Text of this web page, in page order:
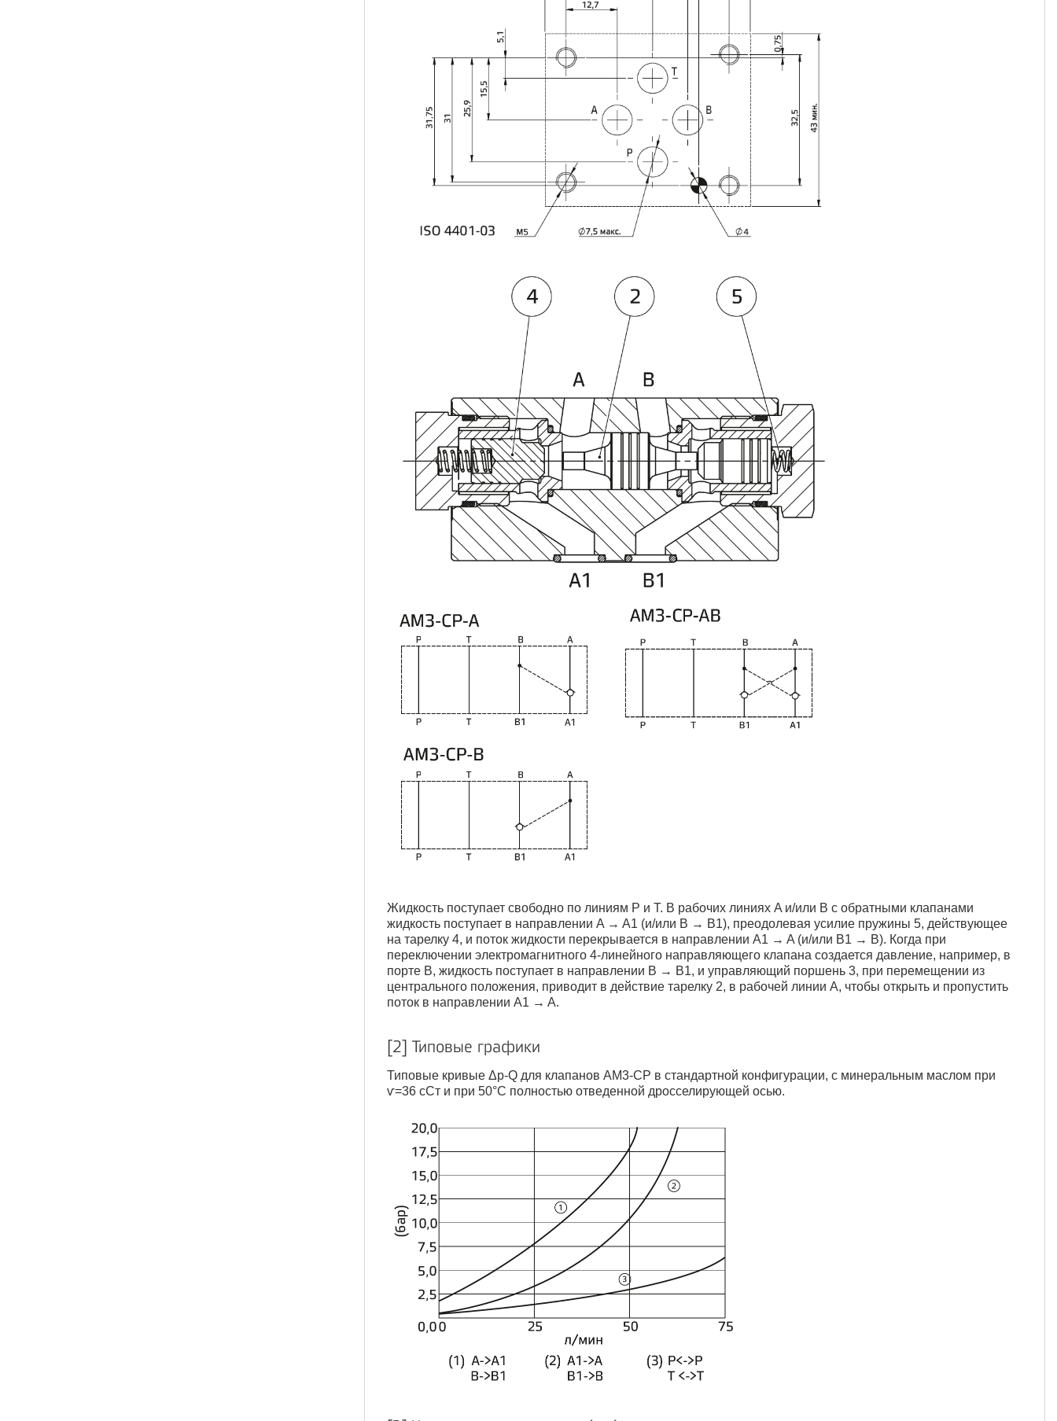
Жидкость поступает свободно по линиям P и T. В рабочих линиях A и/или B с обратными клапанами
жидкость поступает в направлении A → A1 (и/или B → B1), преодолевая усилие пружины 5, действующее
на тарелку 4, и поток жидкости перекрывается в направлении A1 → A (и/или B1 → B). Когда при
переключении электромагнитного 4-линейного направляющего клапана создается давление, например, в
порте B, жидкость поступает в направлении B → B1, и управляющий поршень 3, при перемещении из
центрального положения, приводит в действие тарелку 2, в рабочей линии A, чтобы открыть и пропустить
поток в направлении A1 → A.
[2] Типовые графики
Типовые кривые Δp-Q для клапанов AM3-CP в стандартной конфигурации, с минеральным маслом при
ѵ=36 сСт и при 50°C полностью отведенной дросселирующей осью.